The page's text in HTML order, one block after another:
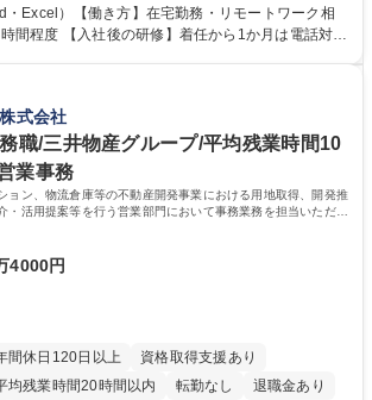
かしています。お客様からの声に迅速かつ誠意をも
るとともにグループ内活動に反映しています。 【具
40件前後 募集職種 中野本社【お客様
をもとにより良い商品づくりへ貢献
・Excel）【働き方】在宅勤務・リモートワーク相
ら1か月は電話対応
。 【当社について】キリングループの広報機能を担
との出会いを大切にし、磨き上げたホスピタリティ
ションをとりながら広報関連業務を行っておりま
式会社
職/三井物産グループ/平均残業時間10
業事務
ョン、物流倉庫等の不動産開発事業における用地取得、開発推
・活用提案等を行う営業部門において事務業務を担当いただき
4000円
間休日120日以上
資格取得支援あり
均残業時間20時間以内 転勤なし
退職金あり